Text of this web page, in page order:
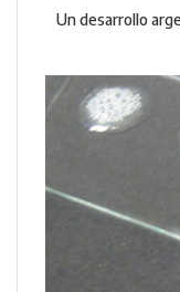
Un desarrollo